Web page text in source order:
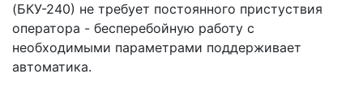
(БКУ-240) не требует постоянного пристуствия
оператора - бесперебойную работу с
необходимыми параметрами поддерживает
автоматика.